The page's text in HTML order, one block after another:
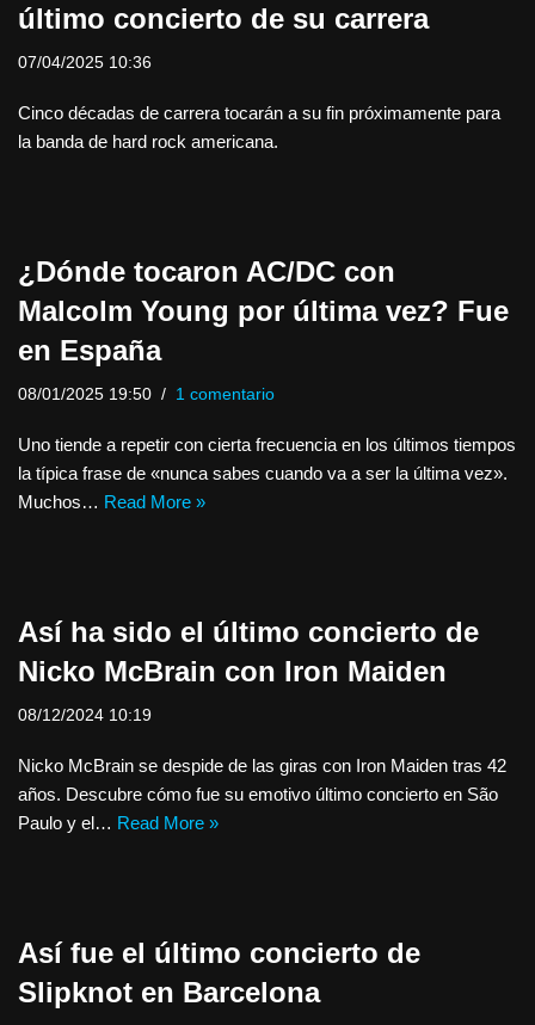
último concierto de su carrera
07/04/2025 10:36
Cinco décadas de carrera tocarán a su fin próximamente para
la banda de hard rock americana.
¿Dónde tocaron AC/DC con
Malcolm Young por última vez? Fue
en España
08/01/2025 19:50 1 comentario
Uno tiende a repetir con cierta frecuencia en los últimos tiempos
la típica frase de «nunca sabes cuando va a ser la última vez».
Muchos… Read More »
Así ha sido el último concierto de
Nicko McBrain con Iron Maiden
08/12/2024 10:19
Nicko McBrain se despide de las giras con Iron Maiden tras 42
años. Descubre cómo fue su emotivo último concierto en São
Paulo y el… Read More »
Así fue el último concierto de
Slipknot en Barcelona